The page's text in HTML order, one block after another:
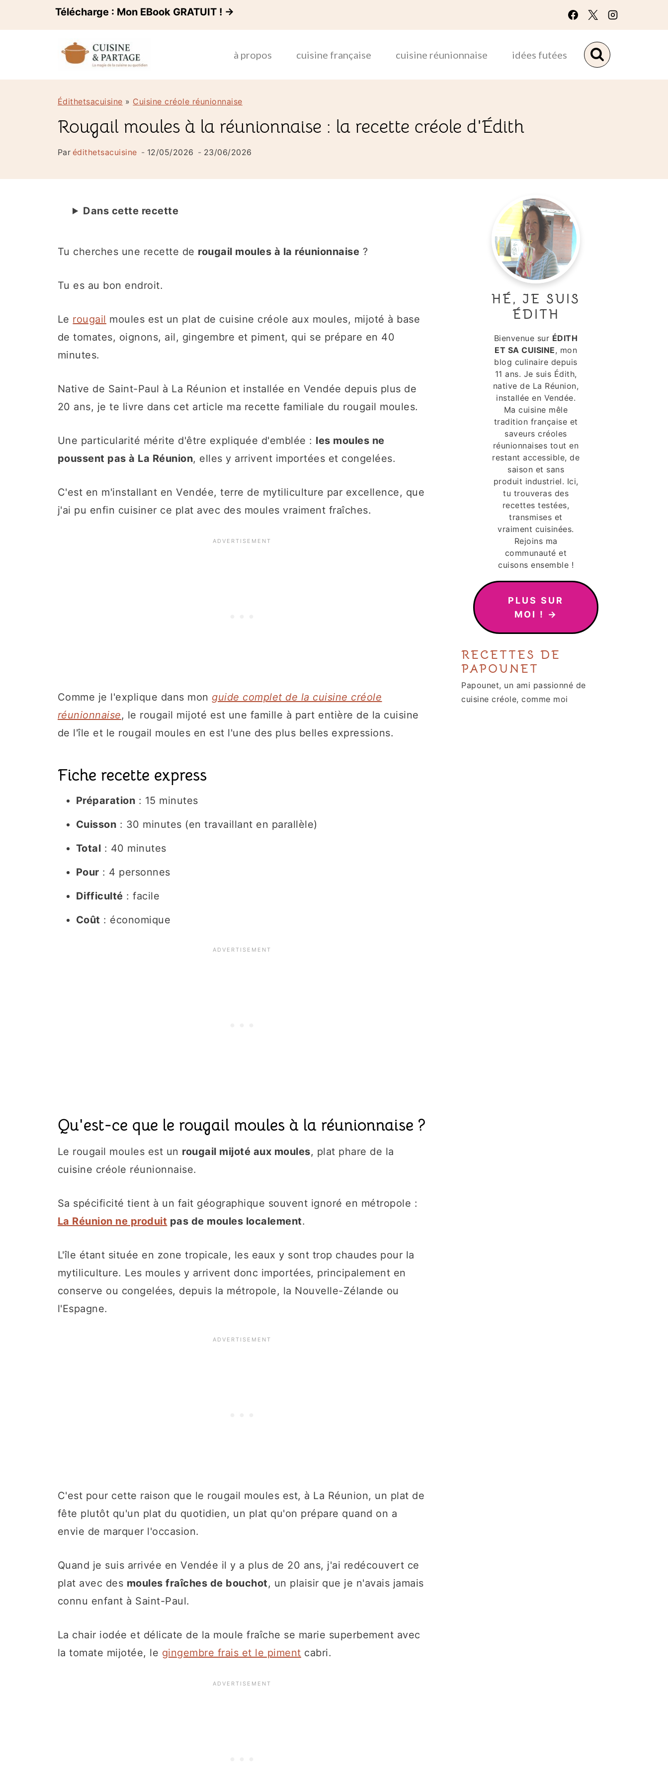
r
Télécharge : Mon EBook GRATUIT ! →
à propos cuisine française cuisine réunionnaise idées futées
Édithetsacuisine » Cuisine créole réunionnaise
Rougail moules à la réunionnaise : la recette créole d'Édith
Par édithetsacuisine 12/05/2026 23/06/2026
Dans cette recette
Tu cherches une recette de rougail moules à la réunionnaise ?
Tu es au bon endroit.
Le rougail moules est un plat de cuisine créole aux moules, mijoté à base
de tomates, oignons, ail, gingembre et piment, qui se prépare en 40
minutes.
Native de Saint-Paul à La Réunion et installée en Vendée depuis plus de
20 ans, je te livre dans cet article ma recette familiale du rougail moules.
Une particularité mérite d'être expliquée d'emblée : les moules ne
poussent pas à La Réunion, elles y arrivent importées et congelées.
C'est en m'installant en Vendée, terre de mytiliculture par excellence, que
j'ai pu enfin cuisiner ce plat avec des moules vraiment fraîches.
Comme je l'explique dans mon guide complet de la cuisine créole
réunionnaise, le rougail mijoté est une famille à part entière de la cuisine
de l'île et le rougail moules en est l'une des plus belles expressions.
Fiche recette express
Préparation : 15 minutes
Cuisson : 30 minutes (en travaillant en parallèle)
Total : 40 minutes
Pour : 4 personnes
Difficulté : facile
Coût : économique
Qu'est-ce que le rougail moules à la réunionnaise ?
Le rougail moules est un rougail mijoté aux moules, plat phare de la
cuisine créole réunionnaise.
Sa spécificité tient à un fait géographique souvent ignoré en métropole :
La Réunion ne produit pas de moules localement.
L'île étant située en zone tropicale, les eaux y sont trop chaudes pour la
mytiliculture. Les moules y arrivent donc importées, principalement en
conserve ou congelées, depuis la métropole, la Nouvelle-Zélande ou
l'Espagne.
C'est pour cette raison que le rougail moules est, à La Réunion, un plat de
fête plutôt qu'un plat du quotidien, un plat qu'on prépare quand on a
envie de marquer l'occasion.
Quand je suis arrivée en Vendée il y a plus de 20 ans, j'ai redécouvert ce
plat avec des moules fraîches de bouchot, un plaisir que je n'avais jamais
connu enfant à Saint-Paul.
La chair iodée et délicate de la moule fraîche se marie superbement avec
la tomate mijotée, le gingembre frais et le piment cabri.
HÉ, JE SUIS
ÉDITH
Bienvenue sur ÉDITH
ET SA CUISINE, mon
blog culinaire depuis
11 ans. Je suis Édith,
native de La Réunion,
installée en Vendée.
Ma cuisine mêle
tradition française et
saveurs créoles
réunionnaises tout en
restant accessible, de
saison et sans
produit industriel. Ici,
tu trouveras des
recettes testées,
transmises et
vraiment cuisinées.
Rejoins ma
communauté et
cuisons ensemble !
PLUS SUR
MOI ! →
RECETTES DE
PAPOUNET
Papounet, un ami passionné de
cuisine créole, comme moi